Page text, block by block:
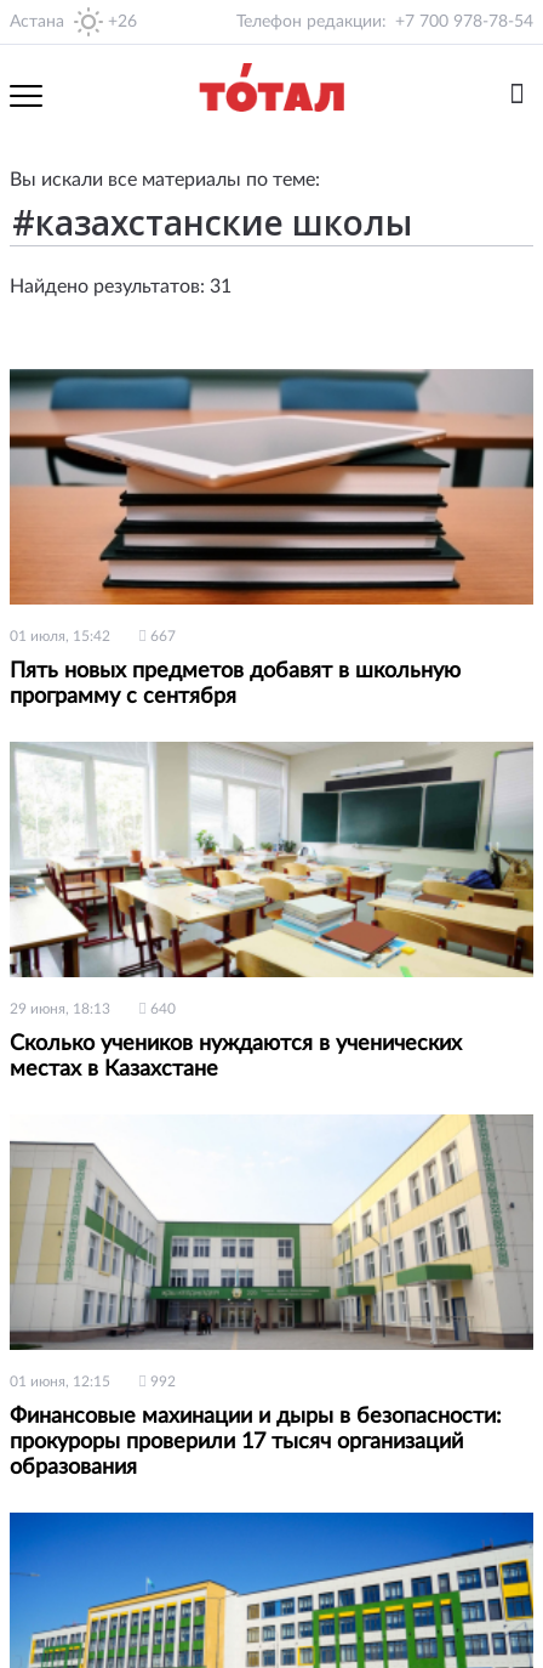
Астана +26 Телефон редакции: +7 700 978-78-54
Вы искали все материалы по теме:
Найдено результатов: 31
01 июля, 15:42 667
Пять новых предметов добавят в школьную
программу с сентября
29 июня, 18:13 640
Сколько учеников нуждаются в ученических
местах в Казахстане
01 июня, 12:15 992
Финансовые махинации и дыры в безопасности:
прокуроры проверили 17 тысяч организаций
образования